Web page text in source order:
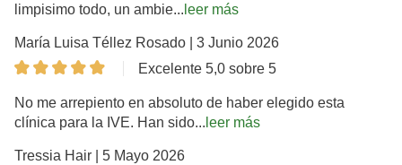
limpisimo todo, un ambie... leer más
María Luisa Téllez Rosado | 3 Junio 2026
Excelente 5,0 sobre 5
No me arrepiento en absoluto de haber elegido esta
clínica para la IVE. Han sido... leer más
Tressia Hair | 5 Mayo 2026